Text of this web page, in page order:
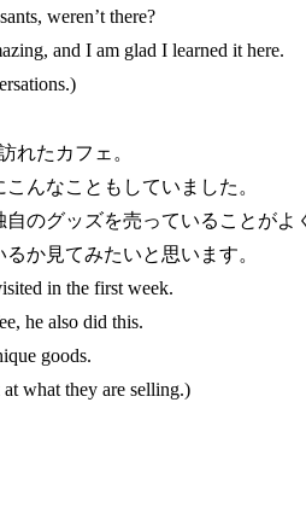
weren’t there?
and I am glad I learned it here.
れたカフェ。
んなこともしていました。
のグッズを売っていることがよ
か見てみたいと思います。
in the first week.
he also did this.
goods.
at what they are selling.)